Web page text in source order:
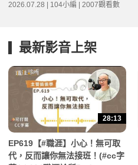
2026.07.28 | 104小編 | 2007觀看數
最新影音上架
28:13
EP619【#職涯】小心！無可取
代，反而讓你無法接班！(#cc字